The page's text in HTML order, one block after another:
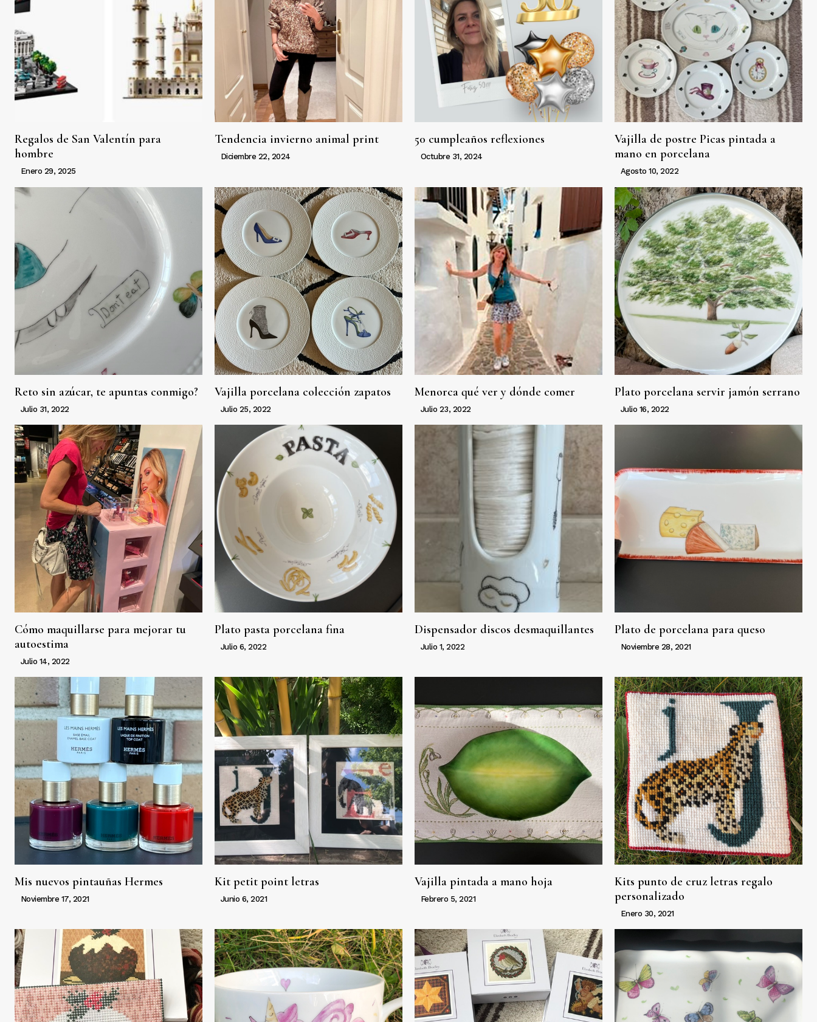
Regalos de San Valentín para
hombre
Enero 29, 2025
Tendencia invierno animal print
Diciembre 22, 2024
50 cumpleaños reflexiones
Octubre 31, 2024
Vajilla de postre Picas pintada a
mano en porcelana
Agosto 10, 2022
Reto sin azúcar, te apuntas conmigo?
Julio 31, 2022
Vajilla porcelana colección zapatos
Julio 25, 2022
Menorca qué ver y dónde comer
Julio 23, 2022
Plato porcelana servir jamón serrano
Julio 16, 2022
Cómo maquillarse para mejorar tu
autoestima
Julio 14, 2022
Plato pasta porcelana fina
Julio 6, 2022
Dispensador discos desmaquillantes
Julio 1, 2022
Plato de porcelana para queso
Noviembre 28, 2021
Mis nuevos pintauñas Hermes
Noviembre 17, 2021
Kit petit point letras
Junio 6, 2021
Vajilla pintada a mano hoja
Febrero 5, 2021
Kits punto de cruz letras regalo
personalizado
Enero 30, 2021